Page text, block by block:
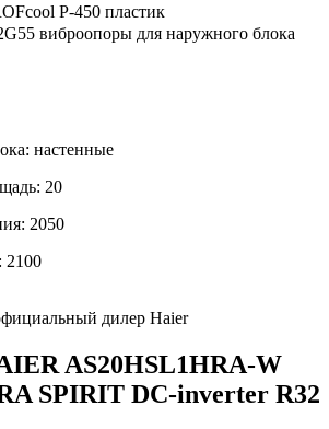
P-450 пластик
виброопоры для наружного блока
настенные
20
2050
2100
дилер Haier
AS20HSL1HRA-W
SPIRIT DC-inverter R32